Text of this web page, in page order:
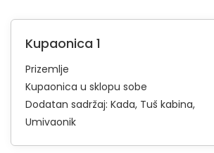
Kupaonica 1
Prizemlje
Kupaonica u sklopu sobe
Dodatan sadržaj: Kada Tuš kabina
Umivaonik